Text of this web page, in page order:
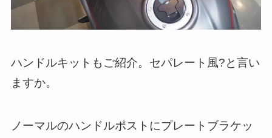
ハンドルキットもご紹介。セパレート風?と言い
ますか。
ノーマルのハンドルポストにプレートブラケッ